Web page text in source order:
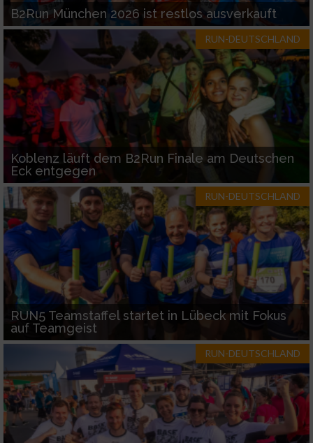
B2Run München 2026 ist restlos ausverkauft
RUN-DEUTSCHLAND
Koblenz läuft dem B2Run Finale am Deutschen
Eck entgegen
RUN-DEUTSCHLAND
RUN5 Teamstaffel startet in Lübeck mit Fokus
auf Teamgeist
RUN-DEUTSCHLAND